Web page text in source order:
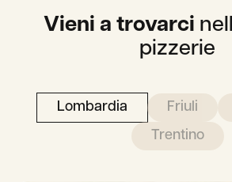
Vieni a trovarci
pizzerie
Lombardia Friuli
Trentino